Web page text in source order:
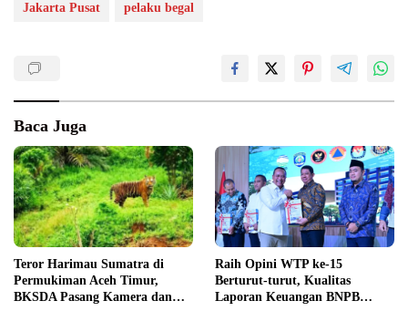
Jakarta Pusat pelaku begal
Baca Juga
Teror Harimau Sumatra di
Permukiman Aceh Timur,
BKSDA Pasang Kamera dan
Raih Opini WTP ke-15
Berturut-turut, Kualitas
Laporan Keuangan BNPB